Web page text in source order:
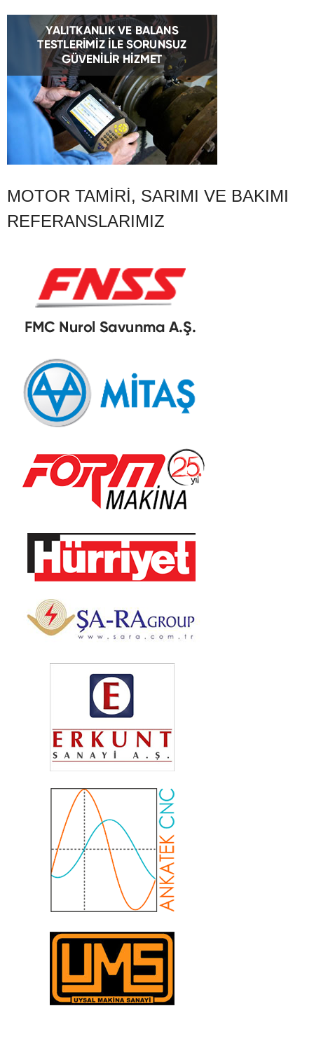
MOTOR TAMIRI, SARIMI VE BAKIMI
REFERANSLARIMIZ